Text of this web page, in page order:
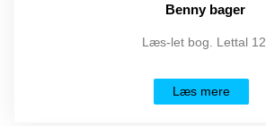
Benny bager
Læs-let bog. Lettal 12.
Læs mere